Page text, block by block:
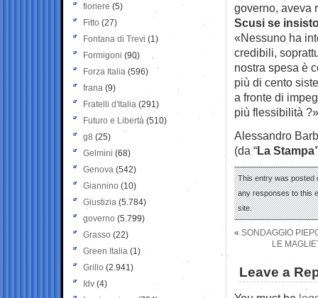
governo, aveva
Scusi se
«Nessuno ha
credibili,
nostra spesa è
più di cento
a fronte di
più flessibilità
Alessandro
(da “La
This entry was posted
any responses to this
site.
« SONDAGGIO
LE
Leave a
fioriere (5)
Fitto (27)
Fontana di Trevi (1)
Formigoni (90)
Forza Italia (596)
frana (9)
Fratelli d'Italia (291)
Futuro e Libertà (510)
g8 (25)
Gelmini (68)
Genova (542)
Giannino (10)
Giustizia (5.784)
governo (5.799)
Grasso (22)
Green Italia (1)
Grillo (2.941)
Idv (4)